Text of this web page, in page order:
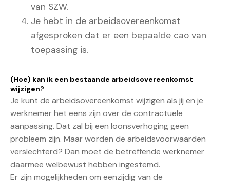
van SZW.
Je hebt in de arbeidsovereenkomst
afgesproken dat er een bepaalde cao van
toepassing is.
(Hoe) kan ik een bestaande arbeidsovereenkomst
wijzigen?
Je kunt de arbeidsovereenkomst wijzigen als jij en je
werknemer het eens zijn over de contractuele
aanpassing. Dat zal bij een loonsverhoging geen
probleem zijn. Maar worden de arbeidsvoorwaarden
verslechterd? Dan moet de betreffende werknemer
daarmee welbewust hebben ingestemd.
Er zijn mogelijkheden om eenzijdig van de